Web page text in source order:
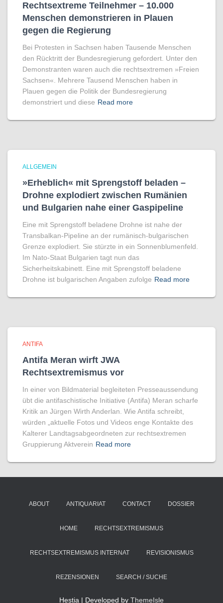
Rechtsextreme Teilnehmer – 10.000
Menschen demonstrieren in Plauen
gegen die Regierung
Bei Protesten in Sachsen haben Tausende Menschen
den Rücktritt der Bundesregierung gefordert. Unter den
Demonstranten waren auch die rechtsextremen »Freien
Sachsen«. Mehrere Tausend Menschen haben in
Plauen gegen die Politik der Bundesregierung
demonstriert und diese Read more
ALLGEMEIN
»Erheblich« mit Sprengstoff beladen –
Drohne explodiert zwischen Rumänien
und Bulgarien nahe einer Gaspipeline
Eine mit Sprengstoff beladene Drohne ist nahe der
Transbalkan-Pipeline an der rumänisch-bulgarischen
Grenze explodiert. Sie stürzte in ein Sonnenblumenfeld.
Im Nato-Staat Bulgarien tagt nun das
Sicherheitskabinett. Eine mit Sprengstoff beladene
Drohne ist bulgarischen Angaben zufolge Read more
ANTIFA
Antifa Meran wirft JWA
Rechtsextremismus vor
In einer von Bildmaterial begleiteten Presseaussendung
übt die antifaschistische Initiative (Antifa) Meran scharfe
Kritik an Jürgen Wirth Anderlan. Wie Antifa schreibt,
würden „aktuelle Fotos und Videos enge Kontakte des
Kalterer Landtagsabgeordneten zur rechtsextremen
Gruppierung Aktverein Read more
ABOUT ANTIQUARIAT CONTACT DOSSIER
HOME RECHTSEXTREMISMUS
RECHTSEXTREMISMUS INTERNAT REVISIONISMUS
REZENSIONEN SEARCH / SUCHE
Hestia | Developed by ThemeIsle